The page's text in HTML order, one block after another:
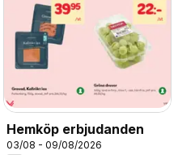
Hemköp erbjudanden
03/08 - 09/08/2026